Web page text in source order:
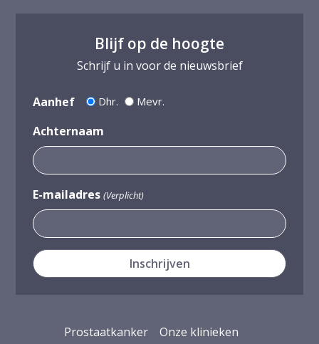
Blijf op de hoogte
Schrijf u in voor de nieuwsbrief
Aanhef Dhr. Mevr.
Achternaam
E-mailadres (Verplicht)
Prostaatkanker Onze klinieken